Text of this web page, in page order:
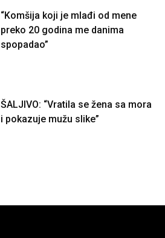
“Komšija koji je mlađi od mene
preko 20 godina me danima
spopadao”
ŠALJIVO: “Vratila se žena sa mora
i pokazuje mužu slike”